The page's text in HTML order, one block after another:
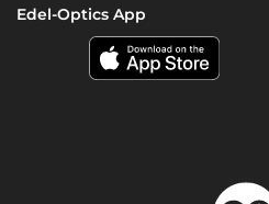
Edel-Optics App